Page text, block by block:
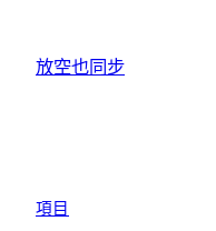
放空也同步
項目